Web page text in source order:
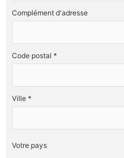
Complément d'adresse
Code postal *
Ville *
Votre pays